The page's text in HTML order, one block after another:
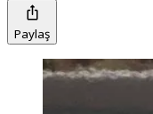
Paylaş